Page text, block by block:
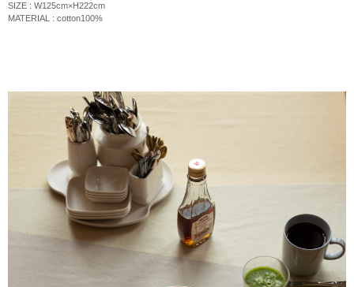
SIZE : W125cm×H222cm
MATERIAL : cotton100%